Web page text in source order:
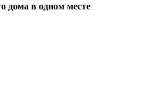
дома в одном месте